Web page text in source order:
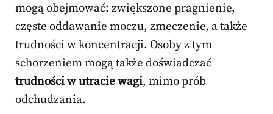
mogą obejmować: zwiększone pragnienie,
częste oddawanie moczu, zmęczenie, a także
trudności w koncentracji. Osoby z tym
schorzeniem mogą także doświadczać
trudności w utracie wagi, mimo prób
odchudzania.